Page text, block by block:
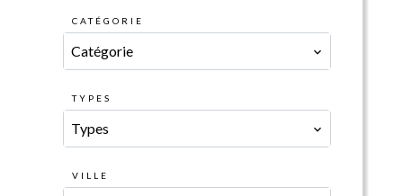
CATÉGORIE
Catégorie
TYPES
Types
VILLE